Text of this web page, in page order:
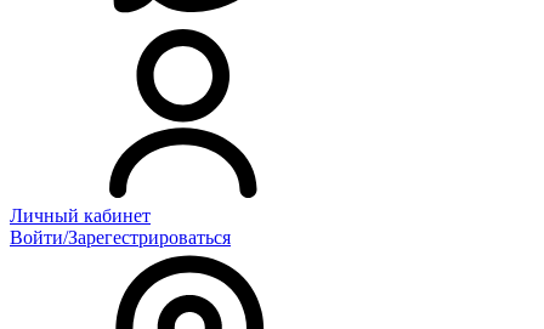
Личный кабинет
Войти/Зарегестрироваться